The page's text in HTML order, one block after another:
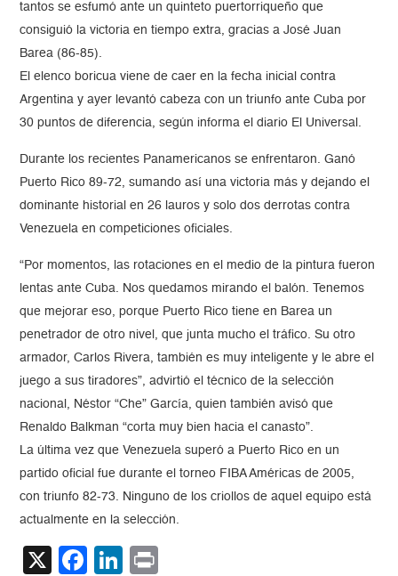
tantos se esfumó ante un quinteto puertorriqueño que
consiguió la victoria en tiempo extra, gracias a José Juan
Barea (86-85).
El elenco boricua viene de caer en la fecha inicial contra
Argentina y ayer levantó cabeza con un triunfo ante Cuba por
30 puntos de diferencia, según informa el diario El Universal.
Durante los recientes Panamericanos se enfrentaron. Ganó
Puerto Rico 89-72, sumando así una victoria más y dejando el
dominante historial en 26 lauros y solo dos derrotas contra
Venezuela en competiciones oficiales.
“Por momentos, las rotaciones en el medio de la pintura fueron
lentas ante Cuba. Nos quedamos mirando el balón. Tenemos
que mejorar eso, porque Puerto Rico tiene en Barea un
penetrador de otro nivel, que junta mucho el tráfico. Su otro
armador, Carlos Rivera, también es muy inteligente y le abre el
juego a sus tiradores”, advirtió el técnico de la selección
nacional, Néstor “Che” García, quien también avisó que
Renaldo Balkman “corta muy bien hacia el canasto”.
La última vez que Venezuela superó a Puerto Rico en un
partido oficial fue durante el torneo FIBA Américas de 2005,
con triunfo 82-73. Ninguno de los criollos de aquel equipo está
actualmente en la selección.
X Facebook
LinkedIn